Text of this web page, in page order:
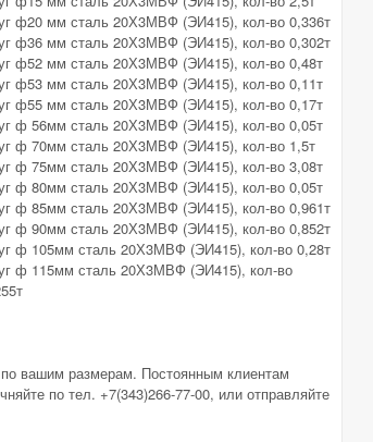
ф20 мм сталь 20Х3МВФ (ЭИ415), кол-во 0,336т
ф36 мм сталь 20Х3МВФ (ЭИ415), кол-во 0,302т
ф52 мм сталь 20Х3МВФ (ЭИ415), кол-во 0,48т
ф53 мм сталь 20Х3МВФ (ЭИ415), кол-во 0,11т
ф55 мм сталь 20Х3МВФ (ЭИ415), кол-во 0,17т
ф 56мм сталь 20Х3МВФ (ЭИ415), кол-во 0,05т
ф 70мм сталь 20Х3МВФ (ЭИ415), кол-во 1,5т
ф 75мм сталь 20Х3МВФ (ЭИ415), кол-во 3,08т
ф 80мм сталь 20Х3МВФ (ЭИ415), кол-во 0,05т
ф 85мм сталь 20Х3МВФ (ЭИ415), кол-во 0,961т
ф 90мм сталь 20Х3МВФ (ЭИ415), кол-во 0,852т
ф 105мм сталь 20Х3МВФ (ЭИ415), кол-во 0,28т
ф 115мм сталь 20Х3МВФ (ЭИ415), кол-во
вашим размерам. Постоянным клиентам
по тел. +7(343)266-77-00, или отправляйте